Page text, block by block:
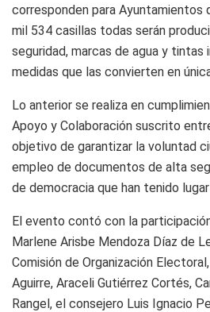
corresponden para Ayuntamientos
mil 534 casillas todas serán
seguridad, marcas de agua y tintas
medidas que las convierten en
Lo anterior se realiza en
Apoyo y Colaboración suscrito
objetivo de garantizar la voluntad
empleo de documentos de alta
de democracia que han tenido
El evento contó con la
Marlene Arisbe Mendoza Díaz de
Comisión de Organización
Aguirre, Araceli Gutiérrez Cortés,
Rangel, el consejero Luis Ignacio